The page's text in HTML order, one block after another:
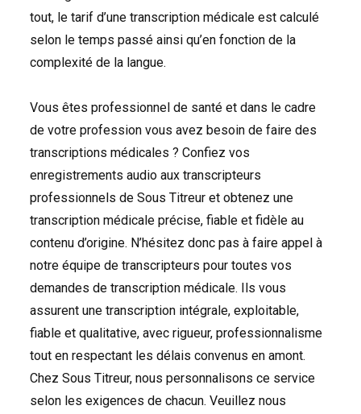
tout, le tarif d’une transcription médicale est calculé
selon le temps passé ainsi qu’en fonction de la
complexité de la langue.
Vous êtes professionnel de santé et dans le cadre
de votre profession vous avez besoin de faire des
transcriptions médicales ? Confiez vos
enregistrements audio aux transcripteurs
professionnels de Sous Titreur et obtenez une
transcription médicale précise, fiable et fidèle au
contenu d’origine. N’hésitez donc pas à faire appel à
notre équipe de transcripteurs pour toutes vos
demandes de transcription médicale. Ils vous
assurent une transcription intégrale, exploitable,
fiable et qualitative, avec rigueur, professionnalisme
tout en respectant les délais convenus en amont.
Chez Sous Titreur, nous personnalisons ce service
selon les exigences de chacun. Veuillez nous